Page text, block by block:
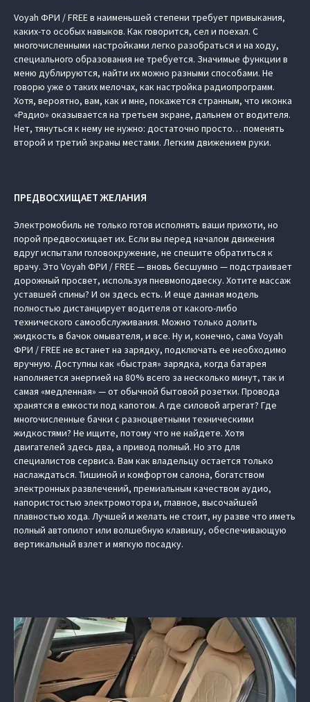
Voyah ФРИ / FREE в наименьшей степени требует привыкания,
каких-то особых навыков. Как говорится, сел и поехал. С
многочисленными настройками легко разобраться и на ходу,
специального образования не требуется. Значимые функции в
меню дублируются, найти их можно разными способами. Не
говорю уже о таких мелочах, как настройка радиопрограмм.
Хотя, вероятно, вам, как и мне, покажется странным, что иконка
«Радио» оказывается на третьем экране, дальнем от водителя.
Нет, тянуться к нему не нужно: достаточно просто… поменять
второй и третий экраны местами. Легким движением руки.
ПРЕДВОСХИЩАЕТ ЖЕЛАНИЯ
Электромобиль не только готов исполнять ваши прихоти, но
порой предвосхищает их. Если вы перед началом движения
вдруг испытали головокружение, не спешите обратиться к
врачу. Это Voyah ФРИ / FREE — вновь бесшумно — подстраивает
дорожный просвет, используя пневмоподвеску. Хотите массаж
уставшей спины? И он здесь есть. И еще данная модель
полностью дистанцирует водителя от какого-либо
технического самообслуживания. Можно только долить
жидкость в бачок омывателя, и все. Ну и, конечно, сама Voyah
ФРИ / FREE не встанет на зарядку, подключать ее необходимо
вручную. Доступны как «быстрая» зарядка, когда батарея
наполняется энергией на 80 % всего за несколько минут, так и
самая «медленная» — от обычной бытовой розетки. Провода
хранятся в емкости под капотом. А где силовой агрегат? Где
многочисленные бачки с разноцветными техническими
жидкостями? Не ищите, потому что не найдете. Хотя
двигателей здесь два, а привод полный. Но это для
специалистов сервиса. Вам как владельцу остается только
наслаждаться. Тишиной и комфортом салона, богатством
электронных развлечений, премиальным качеством аудио,
напористостью электромотора и, главное, высочайшей
плавностью хода. Лучшей и желать не стоит, ну разве что иметь
полный автопилот или волшебную клавишу, обеспечивающую
вертикальный взлет и мягкую посадку.